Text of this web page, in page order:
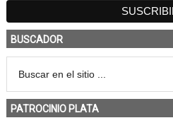
BUSCADOR
PATROCINIO PLATA